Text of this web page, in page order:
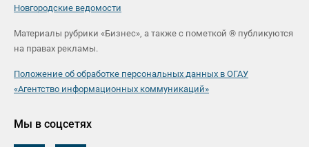
Новгородские ведомости
Материалы рубрики «Бизнес», а также с пометкой ® публикуются
на правах рекламы.
Положение об обработке персональных данных в ОГАУ
«Агентство информационных коммуникаций»
Мы в соцсетях